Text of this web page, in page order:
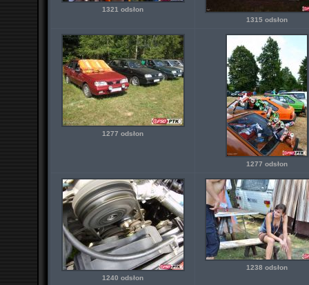
1321 odsłon
1315 odsłon
1277 odsłon
1277 odsłon
1240 odsłon
1238 odsłon